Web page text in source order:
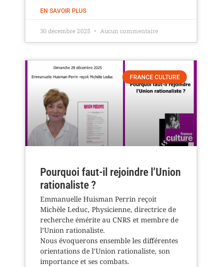
EN SAVOIR PLUS
30 décembre 2025 Aucun commentaire
FRANCE CULTURE
Pourquoi faut-il rejoindre l’Union
rationaliste ?
Emmanuelle Huisman Perrin reçoit
Michèle Leduc, Physicienne, directrice de
recherche émérite au CNRS et membre de
l’Union rationaliste.
Nous évoquerons ensemble les différentes
orientations de l’Union rationaliste, son
importance et ses combats.